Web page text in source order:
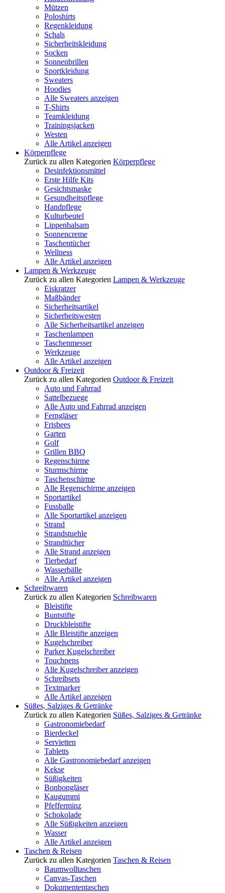
Mützen
Poloshirts
Regenkleidung
Schals
Sicherheitskleidung
Socken
Sonnenbrillen
Sportkleidung
Sweaters
Hoodies
Alle Sweaters anzeigen
T-Shirts
Teamkleidung
Trainingsjacken
Westen
Alle Artikel anzeigen
Körperpflege
Zurück zu allen Kategorien Körperpflege
Desinfektionsmittel
Erste Hilfe Kits
Gesichtsmaske
Gesundheitspflege
Handpflege
Kulturbeutel
Lippenbalsam
Sonnencreme
Taschentücher
Wellness
Alle Artikel anzeigen
Lampen & Werkzeuge
Zurück zu allen Kategorien Lampen & Werkzeuge
Eiskratzer
Maßbänder
Sicherheitsartikel
Sicherheitswesten
Alle Sicherheitsartikel anzeigen
Taschenlampen
Taschenmesser
Werkzeuge
Alle Artikel anzeigen
Outdoor & Freizeit
Zurück zu allen Kategorien Outdoor & Freizeit
Auto und Fahrrad
Sattelbezuege
Alle Auto und Fahrrad anzeigen
Ferngläser
Frisbees
Garten
Golf
Grillen BBQ
Regenschirme
Sturmschirme
Taschenschirme
Alle Regenschirme anzeigen
Sportartikel
Fussballe
Alle Sportartikel anzeigen
Strand
Strandstuehle
Strandtücher
Alle Strand anzeigen
Tierbedarf
Wasserbälle
Alle Artikel anzeigen
Schreibwaren
Zurück zu allen Kategorien Schreibwaren
Bleistifte
Buntstifte
Druckbleistifte
Alle Bleistifte anzeigen
Kugelschreiber
Parker Kugelschreiber
Touchpens
Alle Kugelschreiber anzeigen
Schreibsets
Textmarker
Alle Artikel anzeigen
Süßes, Salziges & Getränke
Zurück zu allen Kategorien Süßes, Salziges & Getränke
Gastronomiebedarf
Bierdeckel
Servietten
Tabletts
Alle Gastronomiebedarf anzeigen
Kekse
Süßigkeiten
Bonbongläser
Kaugummi
Pfefferminz
Schokolade
Alle Süßigkeiten anzeigen
Wasser
Alle Artikel anzeigen
Taschen & Reisen
Zurück zu allen Kategorien Taschen & Reisen
Baumwolltaschen
Canvas-Taschen
Dokumententaschen